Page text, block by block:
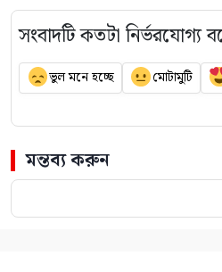
সংবাদটি কতটা নির্ভরযোগ্য
ভুল মনে হচ্ছে মোটামুটি
মন্তব্য করুন